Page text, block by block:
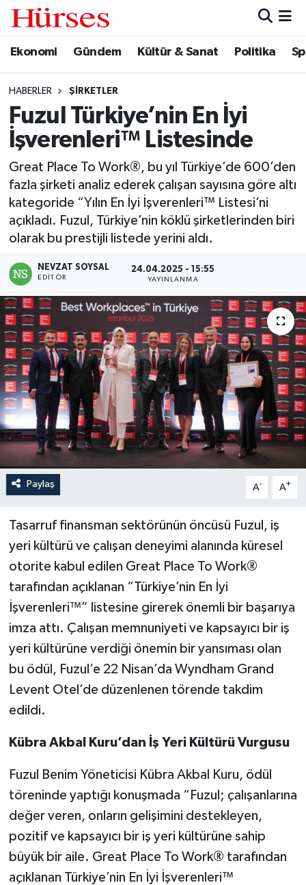
Ekonomi Gündem Kültür & Sanat Politika
HABERLER ŞIRKETLER
Fuzul Türkiye’nin En İyi
İşverenleri™ Listesinde
Great Place To Work®, bu yıl Türkiye’de 600’den
fazla şirketi analiz ederek çalışan sayısına göre altı
kategoride “Yılın En İyi İşverenleri™ Listesi’ni
açıkladı. Fuzul, Türkiye’nin köklü şirketlerinden biri
olarak bu prestijli listede yerini aldı.
NEVZAT SOYSAL
EDITÖR
24.04.2025 - 15:55
YAYINLANMA
Paylaş A- A+
Tasarruf finansman sektörünün öncüsü Fuzul, iş
yeri kültürü ve çalışan deneyimi alanında küresel
otorite kabul edilen Great Place To Work®
tarafından açıklanan “Türkiye’nin En İyi
İşverenleri™” listesine girerek önemli bir başarıya
imza attı. Çalışan memnuniyeti ve kapsayıcı bir iş
yeri kültürüne verdiği önemin bir yansıması olan
bu ödül, Fuzul’e 22 Nisan’da Wyndham Grand
Levent Otel’de düzenlenen törende takdim
edildi.
Kübra Akbal Kuru’dan İş Yeri Kültürü Vurgusu
Fuzul Benim Yöneticisi Kübra Akbal Kuru, ödül
töreninde yaptığı konuşmada “Fuzul; çalışanlarına
değer veren, onların gelişimini destekleyen,
pozitif ve kapsayıcı bir iş yeri kültürüne sahip
büyük bir aile. Great Place To Work® tarafından
açıklanan Türkiye’nin En İyi İşverenleri™
Ekonomi
Gündem
Kültür & Sanat
Spor
Turizm
Hava Durumu
Trafik Durumu
Süper Lig Puan Durumu ve Fikstür
Son Dakika Haberleri
Haber Arşivi